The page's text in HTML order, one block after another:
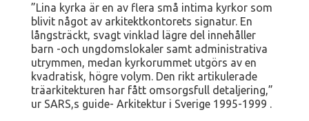
”Lina kyrka är en av flera små intima kyrkor som
blivit något av arkitektkontorets signatur. En
långsträckt, svagt vinklad lägre del innehåller
barn -och ungdomslokaler samt administrativa
utrymmen, medan kyrkorummet utgörs av en
kvadratisk, högre volym. Den rikt artikulerade
träarkitekturen har fått omsorgsfull detaljering,”
ur SARS,s guide- Arkitektur i Sverige 1995-1999 .